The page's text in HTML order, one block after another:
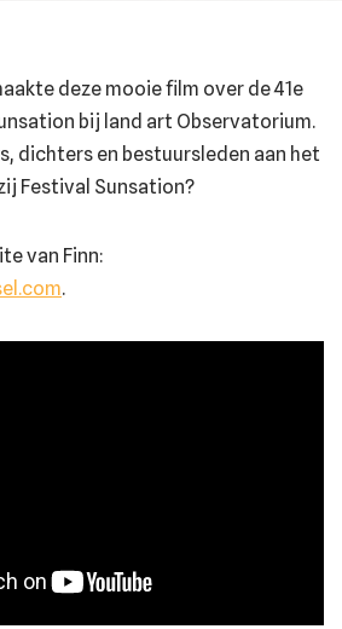
deze mooie film over de 41e
bij land art Observatorium.
dichters en bestuursleden aan het
Festival Sunsation?
van Finn:
.